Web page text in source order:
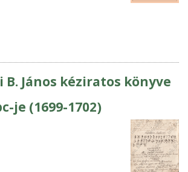
János kéziratos könyve
je (1699-1702)